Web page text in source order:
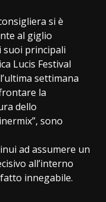
si è
al giglio
suoi principali
Lucis Festival
settimana
la
dello
sono
ad assumere un
all’interno
innegabile.